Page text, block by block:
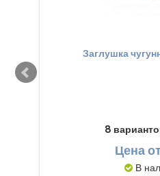
Заглушка
8
Цена
В